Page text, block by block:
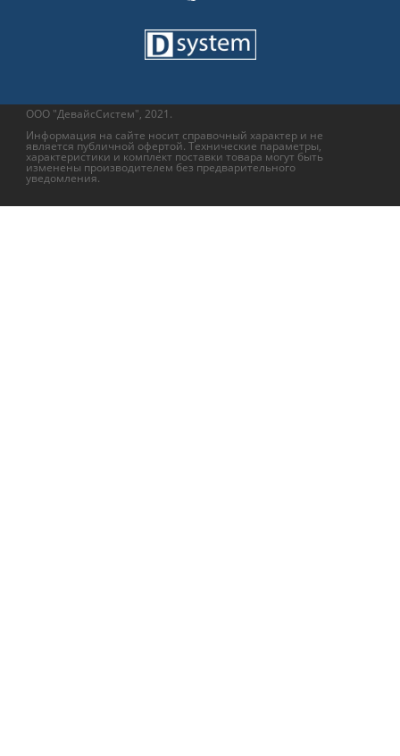
ООО "ДевайсСистем", 2021.
Информация на сайте носит справочный характер и не
является публичной офертой. Технические параметры,
характеристики и комплект поставки товара могут быть
изменены производителем без предварительного
уведомления.